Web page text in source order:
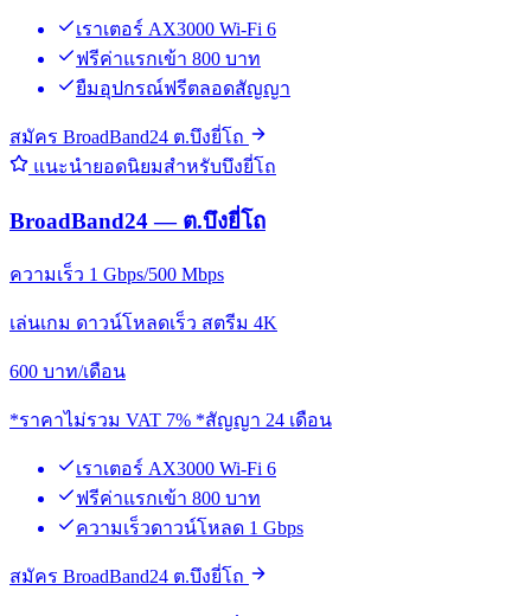
เราเตอร์ AX3000 Wi-Fi 6
ฟรีค่าแรกเข้า 800 บาท
ยืมอุปกรณ์ฟรีตลอดสัญญา
สมัคร BroadBand24 ต.บึงยี่โถ
แนะนำยอดนิยมสำหรับบึงยี่โถ
BroadBand24 — ต.บึงยี่โถ
ความเร็ว 1 Gbps/500 Mbps
เล่นเกม ดาวน์โหลดเร็ว สตรีม 4K
600 บาท/เดือน
*ราคาไม่รวม VAT 7% *สัญญา 24 เดือน
เราเตอร์ AX3000 Wi-Fi 6
ฟรีค่าแรกเข้า 800 บาท
ความเร็วดาวน์โหลด 1 Gbps
สมัคร BroadBand24 ต.บึงยี่โถ